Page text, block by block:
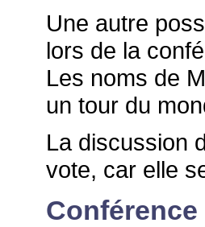
Une autre
lors de la
Les noms de
un tour du
La discussion
vote, car elle